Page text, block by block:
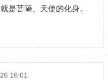
是菩薩、天使的化身。
16:01